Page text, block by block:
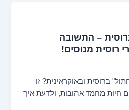
– התשובה
רוסית מנוסים!
ברוסית ובאוקראינית? זו
חיות מחמד אהובות, ולדעת איך